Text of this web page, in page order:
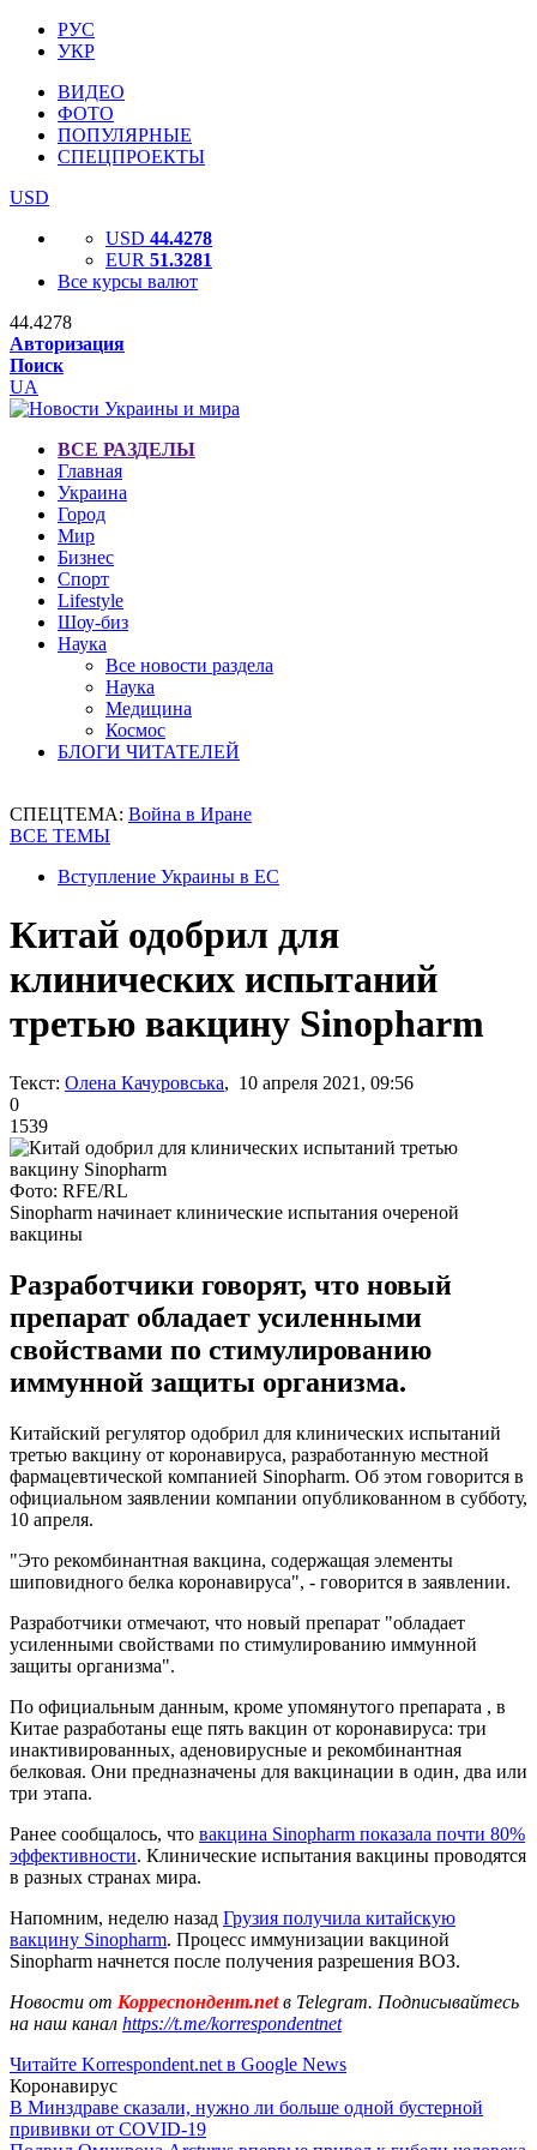
РУС
УКР
ВИДЕО
ФОТО
ПОПУЛЯРНЫЕ
СПЕЦПРОЕКТЫ
USD
USD 44.4278
EUR 51.3281
Все курсы валют
44.4278
Авторизация
Поиск
UA
ВСЕ РАЗДЕЛЫ
Главная
Украина
Город
Мир
Бизнес
Спорт
Lifestyle
Шоу-биз
Наука
Все новости раздела
Наука
Медицина
Космос
БЛОГИ ЧИТАТЕЛЕЙ
СПЕЦТЕМА: Война в Иране
ВСЕ ТЕМЫ
Вступление Украины в ЕС
Китай одобрил для
клинических испытаний
третью вакцину Sinopharm
Текст: Олена Качуровська, 10 апреля 2021, 09:56
0
1539
Фото: RFE/RL
Sinopharm начинает клинические испытания очереной
вакцины
Разработчики говорят, что новый
препарат обладает усиленными
свойствами по стимулированию
иммунной защиты организма.
Китайский регулятор одобрил для клинических испытаний
третью вакцину от коронавируса, разработанную местной
фармацевтической компанией Sinopharm. Об этом говорится в
официальном заявлении компании опубликованном в субботу,
10 апреля.
"Это рекомбинантная вакцина, содержащая элементы
шиповидного белка коронавируса", - говорится в заявлении.
Разработчики отмечают, что новый препарат "обладает
усиленными свойствами по стимулированию иммунной
защиты организма".
По официальным данным, кроме упомянутого препарата , в
Китае разработаны еще пять вакцин от коронавируса: три
инактивированных, аденовирусные и рекомбинантная
белковая. Они предназначены для вакцинации в один, два или
три этапа.
Ранее сообщалось, что вакцина Sinopharm показала почти 80%
эффективности. Клинические испытания вакцины проводятся
в разных странах мира.
Напомним, неделю назад Грузия получила китайскую
вакцину Sinopharm. Процесс иммунизации вакциной
Sinopharm начнется после получения разрешения ВОЗ.
Новости от Корреспондент.netв Telegram. Подписывайтесь
на наш канал https://t.me/korrespondentnet
Читайте Korrespondent.net в Google News
Коронавирус
В Минздраве сказали, нужно ли больше одной бустерной
прививки от COVID-19